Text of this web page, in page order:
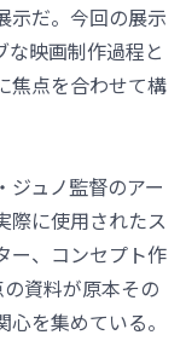
示だ。今回の展示
映画制作過程と
焦点を合わせて構
ジュノ監督のアー
際に使用されたス
ー、コンセプト作
資料が原本その
を集めている。